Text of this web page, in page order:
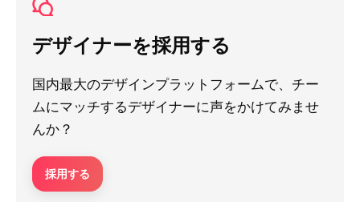
デザイナーを採用する
国内最大のデザインプラットフォームで、チー
ムにマッチするデザイナーに声をかけてみませ
んか？
採用する